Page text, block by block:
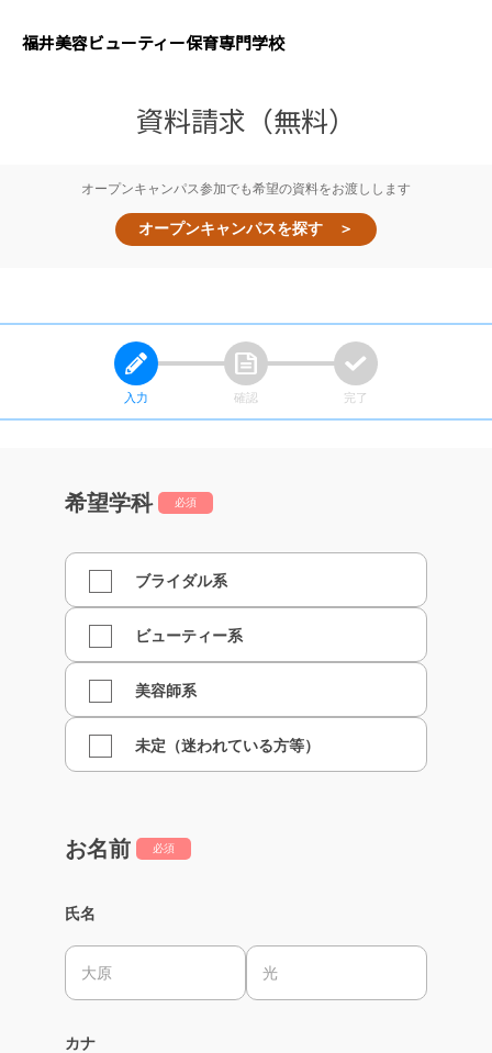
福井美容ビューティー保育専門学校
資料請求（無料）
オープンキャンパス参加でも希望の資料をお渡しします
オープンキャンパスを探す ＞
入力 確認 完了
希望学科 必須
ブライダル系
ビューティー系
美容師系
未定（迷われている方等）
お名前 必須
氏名
カナ